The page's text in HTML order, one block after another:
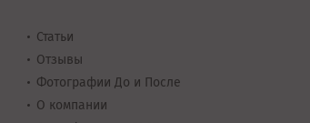
Статьи
Отзывы
Фотографии До и После
О компании